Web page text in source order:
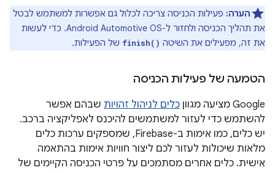
הערה: פעילות הכניסה צריכה לכלול גם אפשרות למשתמש לבטל
את תהליך הכניסה ולחזור ל-Android Automotive OS. כדי לעשות
את זה, מפעילים את השיטה finish() של הפעילות.
הטמעה של פעילות הכניסה
‫Google מציעה מגוון כלים לניהול זהויות שבהם אפשר
להשתמש כדי לעזור למשתמשים להיכנס לאפליקציה ברכב.
יש כלים, כמו אימות ב-Firebase, שמספקים ערכות כלים
מלאות שיכולות לעזור לכם ליצור חוויות אימות בהתאמה
אישית. כלים אחרים מסתמכים על פרטי הכניסה הקיימים של